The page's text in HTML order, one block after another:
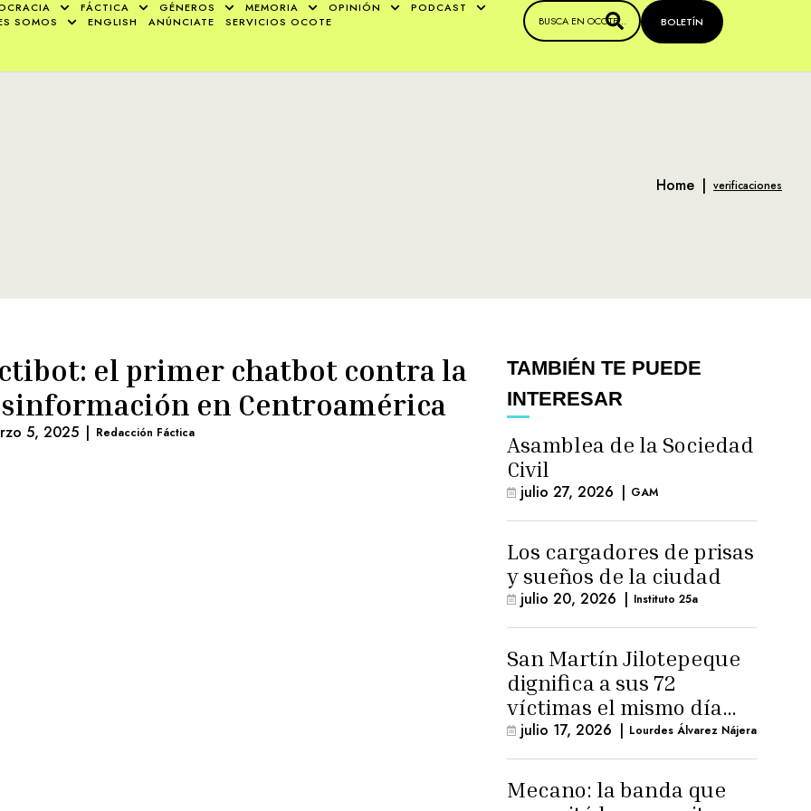
FÁCTICA GÉNEROS MEMORIA OPINIÓN
PODCAST
SOMOS
ENGLISH ANÚNCIATE SERVICIOS OCOTE BOLETÍN
Home | verificaciones
el primer chatbot contra la
en Centroamérica
5, 2025 | Redacción Fáctica
TAMBIÉN TE PUEDE
INTERESAR
Asamblea de la Sociedad
Civil
julio 27, 2026 | GAM
Los cargadores de prisas
y sueños de la ciudad
julio 20, 2026 | Instituto 25a
San Martín Jilotepeque
dignifica a sus 72
víctimas el mismo día
que Benedicto Lucas
logra arresto
domiciliario
julio 17, 2026 | Lourdes Álvarez Nájera
Mecano: la banda que